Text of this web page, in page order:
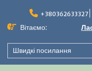
вмісту
+380362633327
Вітаємо:
Швидкі посилання